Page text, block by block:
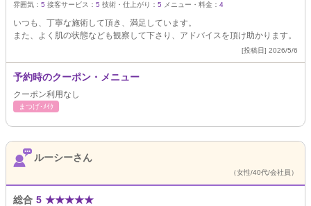
雰囲気： 5 接客サービス： 5 技術・仕上がり： 5 メニュー・料金： 4
いつも、丁寧な施術して頂き、満足しています。
また、よく肌の状態なども観察して下さり、アドバイスを頂け助かります。
[投稿日] 2026/5/6
予約時のクーポン・メニュー
クーポン利用なし
まつげ･ﾒｲｸ
ルーシーさん
（女性/40代/会社員）
総合 5 ★★★★★